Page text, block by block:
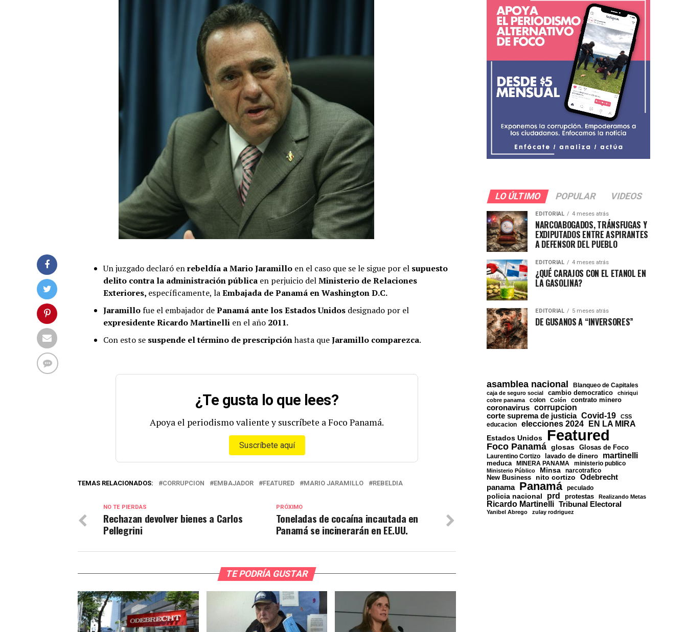
Un juzgado declaró enrebeldía a Mario Jaramillo en el caso que se le sigue por el supuesto
delito contra la administración pública en perjuicio delMinisterio deRelaciones
Exteriores, específicamente, laEmbajada de Panamá en Washington D.C.
Jaramillofue el embajador dePanamá ante los Estados Unidos designado por el
expresidente Ricardo Martinelli en el año 2011.
Con esto se suspende el término de prescripciónhasta queJaramillo comparezca.
¿Te gusta lo que lees?
Apoya el periodismo valiente y suscríbete a Foco Panamá.
Suscríbete aquí
TEMAS RELACIONADOS: CORRUPCION EMBAJADOR FEATURED MARIO JARAMILLO REBELDIA
PRÓXIMO
Toneladas de cocaína incautada en
Panamá se incinerarán en EE.UU.
NO TE PIERDAS
Rechazan devolver bienes a Carlos
Pellegrini
TE PODRÍA GUSTAR
LO ÚLTIMO POPULAR VIDEOS
EDITORIAL 4 meses atrás
NARCOABOGADOS, TRÁNSFUGAS Y
EXDIPUTADOS ENTRE ASPIRANTES
A DEFENSOR DEL PUEBLO
EDITORIAL 4 meses atrás
¿QUÉ CARAJOS CON EL ETANOL EN
LA GASOLINA?
EDITORIAL 5 meses atrás
DE GUSANOS A “INVERSORES”
asamblea nacional Blanqueo de Capitales
caja de seguro social cambio democratico
chiriqui
cobre panama
colon Colón contrato minero
coronavirus corrupcion
corte suprema de justicia Covid-19 CSS
educacion elecciones 2024 EN LA MIRA
Estados Unidos Featured
Foco Panamá glosas Glosas de Foco
Laurentino Cortizo lavado de dinero martinelli
meduca MINERA PANAMA ministerio publico
Ministerio Público Minsa
narcotrafico
New Business
nito cortizo Odebrecht
panama Panamá peculado
policia nacional prd protestas Realizando Metas
Ricardo Martinelli Tribunal Electoral
Yanibel Abrego zulay rodriguez